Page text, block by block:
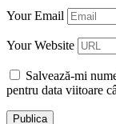
Your Email
Your Website
Salvează-mi
pentru data viitoare